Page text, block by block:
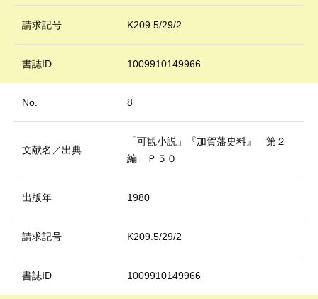
請求記号 K209.5/29/2
書誌ID 1009910149966
No. 8
文献名／出典
「可観小説」『加賀藩史料』 第２
編 Ｐ５０
出版年 1980
請求記号 K209.5/29/2
書誌ID 1009910149966